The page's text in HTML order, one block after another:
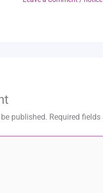
published. Required fields